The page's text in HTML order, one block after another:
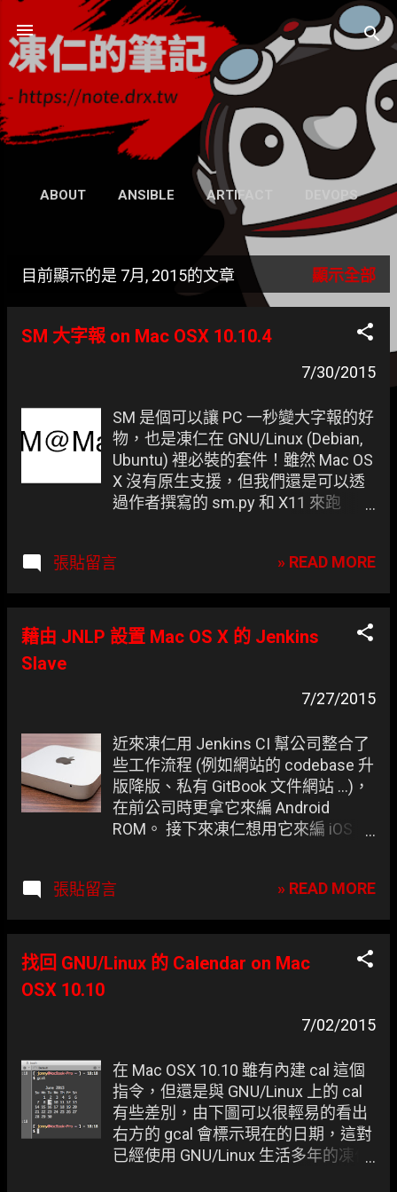
跳到主要內容
凍仁的筆記
- https://note.drx.tw
網頁
ABOUT ANSIBLE ARTIFACT DEVOPS
WIKI 更多…
GRAVATAR
表
目前顯示的是 7月, 2015的文章 顯示全部
SM 大字報 on Mac OSX 10.10.4
7/30/2015
SM 是個可以讓 PC 一秒變大字報的好
物，也是凍仁在 GNU/Linux (Debian,
Ubuntu) 裡必裝的套件！雖然 Mac OS
X 沒有原生支援，但我們還是可以透
過作者撰寫的 sm.py 和 X11 來跑
張貼留言 » READ MORE
藉由 JNLP 設置 Mac OS X 的 Jenkins
Slave
7/27/2015
近來凍仁用 Jenkins CI 幫公司整合了
些工作流程 (例如網站的 codebase 升
版降版、私有 GitBook 文件網站 …)，
在前公司時更拿它來編 Android
ROM。 接下來凍仁想用它來編 iOS
稱為 OSX) 納入版圖才行！ ▲ 凍仁目
Jenkins Slave。 (圖片來源: CNET )
張貼留言 » READ MORE
找回 GNU/Linux 的 Calendar on Mac
OSX 10.10
7/02/2015
在 Mac OSX 10.10 雖有內建 cal 這個
指令，但還是與 GNU/Linux 上的 cal
有些差別，由下圖可以很輕易的看出
右方的 gcal 會標示現在的日期，這對
已經使用 GNU/Linux 生活多年的凍仁